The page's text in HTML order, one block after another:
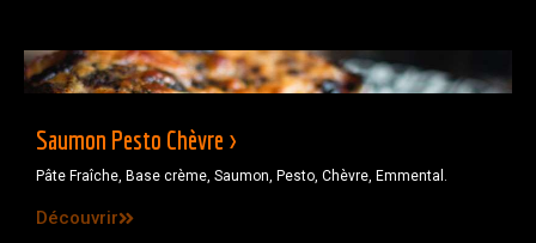
Saumon Pesto Chèvre >
Pâte Fraîche, Base crème, Saumon, Pesto, Chèvre, Emmental.
Découvrir